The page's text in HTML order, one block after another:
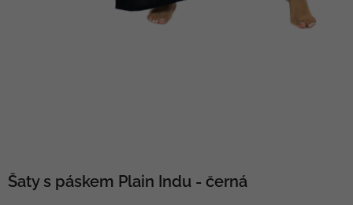
Šaty s páskem Plain Indu - černá